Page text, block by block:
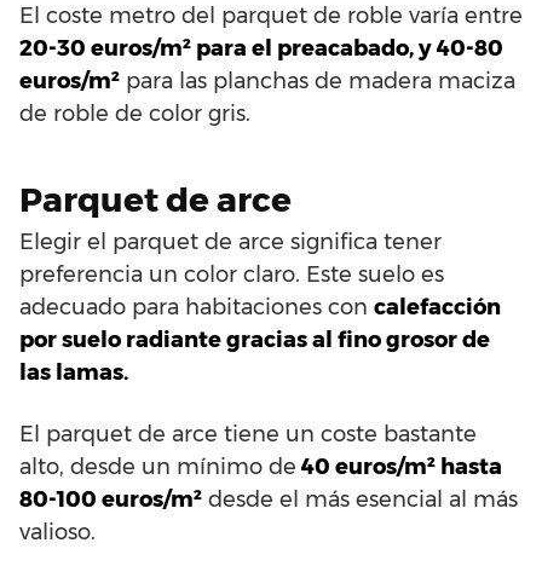
El coste metro del parquet de roble varía entre
20-30 euros/m² para el preacabado, y 40-80
euros/m² para las planchas de madera maciza
de roble de color gris.
Parquet de arce
Elegir el parquet de arce significa tener
preferencia un color claro. Este suelo es
adecuado para habitaciones con calefacción
por suelo radiante gracias al fino grosor de
las lamas.
El parquet de arce tiene un coste bastante
alto, desde un mínimo de 40 euros/m² hasta
80-100 euros/m² desde el más esencial al más
valioso.